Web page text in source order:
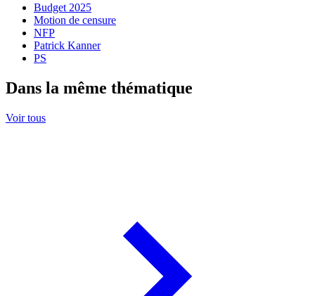
Budget 2025
Motion de censure
NFP
Patrick Kanner
PS
Dans la même thématique
Voir tous